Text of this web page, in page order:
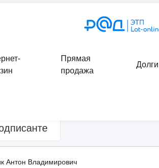
Прямая
продажа
Долги
Антон Владимирович